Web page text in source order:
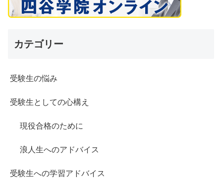
カテゴリー
受験生の悩み
受験生としての心構え
現役合格のために
浪人生へのアドバイス
受験生への学習アドバイス